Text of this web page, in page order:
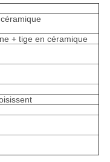
+ tige en céramique